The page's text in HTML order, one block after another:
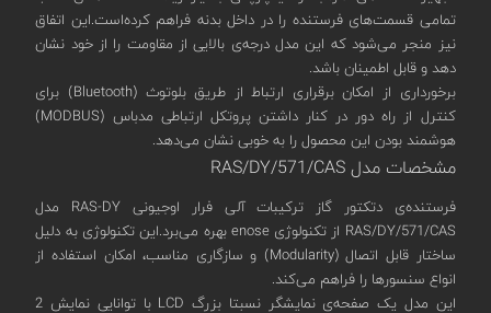
تمامی قسمت‌های فرستنده را در داخل بدنه فراهم کرده‌است.این اتفاق
نیز منجر می‌شود که این مدل درجه‌ی بالایی از مقاومت را از خود نشان
دهد و قابل اطمینان باشد.
برخورداری از امکان برقراری ارتباط از طریق بلوتوث (Bluetooth) برای
کنترل از راه دور در کنار داشتن پروتکل ارتباطی مدباس (MODBUS)
هوشمند بودن این محصول را به خوبی نشان می‌دهد.
مشخصات مدل RAS/DY/571/CAS
فرستنده‌ی دتکتور گاز ترکیبات آلی فرار اوجیونی RAS-DY مدل
RAS/DY/571/CAS از تکنولوژی enose بهره‌ می‌برد.این تکنولوژی به دلیل
ساختار قابل اتصال (Modularity) و سازگاری مناسب، امکان استفاده از
انواع سنسورها را فراهم می‌کند.
این مدل یک صفحه‌ی نمایشگر نسبتا بزرگ LCD با توانایی نمایش 2